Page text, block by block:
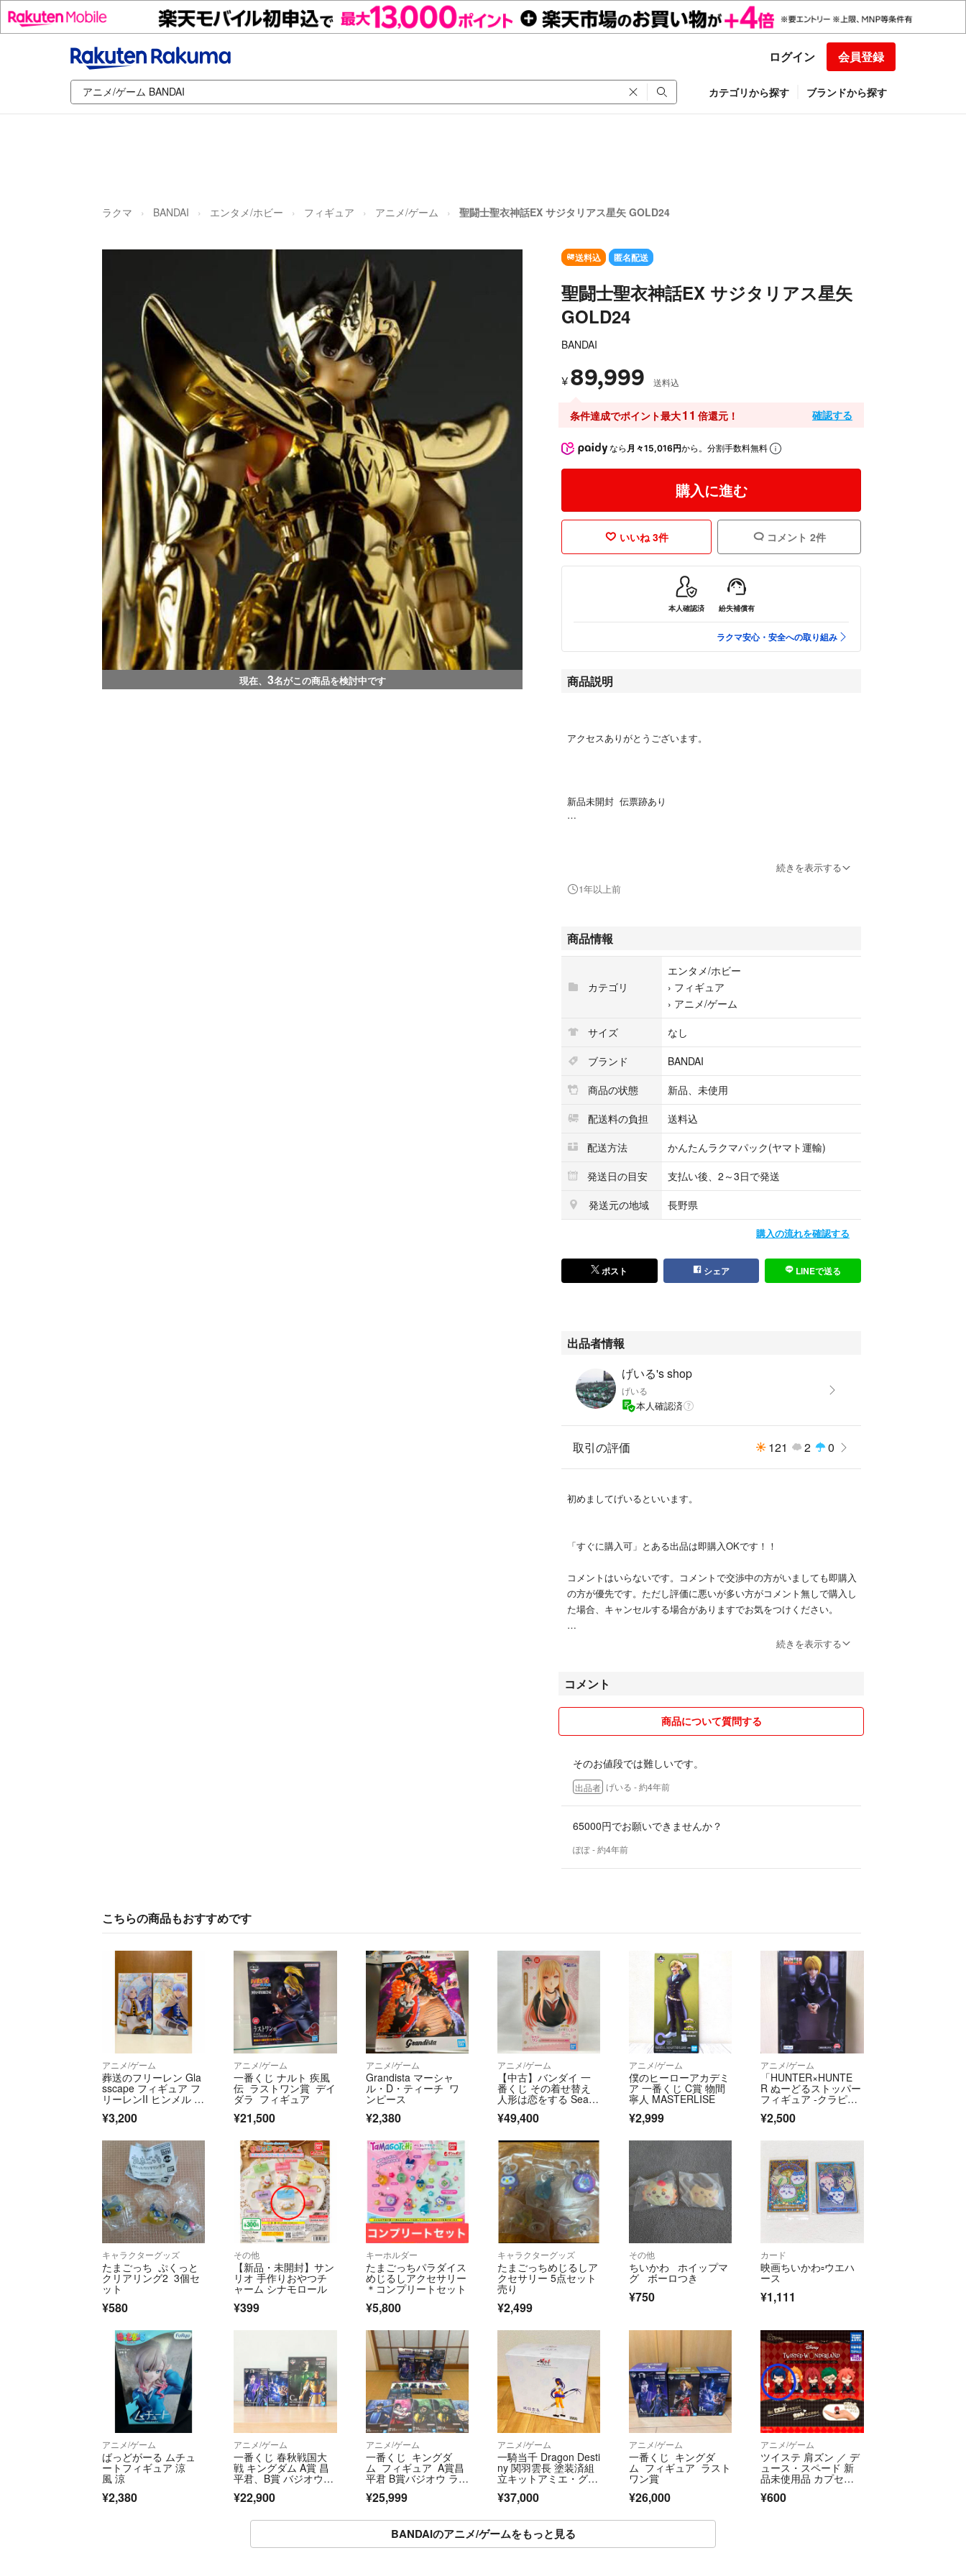
ログイン 会員登録
カテゴリから探す ブランドから探す
ラクマ BANDAI エンタメ/ホビー フィギュア アニメ/ゲーム 聖闘士聖衣神話EX サジタリアス星矢 GOLD24
現在、 3名がこの商品を検討中です
送料込 匿名配送
聖闘士聖衣神話EX サジタリアス星矢
GOLD24
BANDAI
¥ 89,999 送料込
条件達成でポイント最大11 倍還元！ 確認する
なら 月々15,016円から。分割手数料無料
購入に進む
いいね 3件 コメント 2件
本人確認済 紛失補償有
ラクマ安心・安全への取り組み
商品説明
アクセスありがとうございます。
新品未開封 伝票跡あり
サジタリアス ヘルライジング アルファエッジ 真骨
魂ネイション TAMASHII NATION 2021 Metal build
トランザムライザー セイントクロスマイス
ジェミニサガ
続きを表示する
1年以上前
商品情報
カテゴリ
エンタメ/ホビー
› フィギュア
› アニメ/ゲーム
サイズ
なし
ブランド
BANDAI
商品の状態
新品、未使用
配送料の負担
送料込
配送方法
かんたんラクマパック(ヤマト運輸)
発送日の目安
支払い後、2～3日で発送
発送元の地域
長野県
購入の流れを確認する
ポスト シェア LINEで送る
出品者情報
げいる's shop
げいる
本人確認済
取引の評価 121 2 0
初めましてげいるといいます。
「すぐに購入可」とある出品は即購入OKです！！
コメントはいらないです。コメントで交渉中の方がいましても即購入
の方が優先です。ただし評価に悪いが多い方がコメント無しで購入し
た場合、キャンセルする場合がありますでお気をつけください。
される方へのご迷惑はお掛けしません。
よろしくお願いします。
続きを表示する
コメント
商品について質問する
そのお値段では難しいです。
出品者 げいる - 約4年前
65000円でお願いできませんか？
ぽぽ- 約4年前
こちらの商品もおすすめです
アニメ/ゲーム
葬送のフリーレン Gla
sscape フィギュア フ
リーレンII ヒンメル 2
種セット
¥3,200
アニメ/ゲーム
一番くじ ナルト 疾風
伝 ラストワン賞 デイ
ダラ フィギュア
¥21,500
アニメ/ゲーム
Grandista マーシャ
ル・D・ティーチ ワ
ンピース
¥2,380
アニメ/ゲーム
【中古】バンダイ 一
番くじ その着せ替え
人形は恋をする Seaso
n 2 ラストワン賞 喜多
川海夢 ArtScale Memo
249047]
¥49,400
アニメ/ゲーム
僕のヒーローアカデミ
ア 一番くじ C賞 物間
寧人 MASTERLISE
¥2,999
アニメ/ゲーム
「HUNTER×HUNTE
R ぬーどるストッパー
フィギュア -クラピ
カ-」
¥2,500
キャラクターグッズ
たまごっち ぷくっと
クリアリング2 3個セ
ット
¥580
その他
【新品・未開封】サン
リオ 手作りおやつチ
ャーム シナモロール
¥399
キーホルダー
たまごっちパラダイス
めじるしアクセサリー
＊コンプリートセット
¥5,800
キャラクターグッズ
たまごっちめじるしア
クセサリー 5点セット
売り
¥2,499
その他
ちいかわ ホイップマ
グ ボーロつき
¥750
カード
映画ちいかわ▫️ウエハ
ース
¥1,111
アニメ/ゲーム
ばっどがーる ムチュ
ートフィギュア 涼
風 涼
¥2,380
アニメ/ゲーム
一番くじ 春秋戦国大
戦 キングダム A賞 昌
平君、B賞 バジオウ、
¥22,900
アニメ/ゲーム
一番くじ キングダ
ム フィギュア A賞昌
平君 B賞バジオウ ラス
¥25,999
アニメ/ゲーム
一騎当千 Dragon Desti
ny 関羽雲長 塗装済組
立キットアミエ・グラ
¥37,000
アニメ/ゲーム
一番くじ キングダ
ム フィギュア ラスト
ワン賞
¥26,000
アニメ/ゲーム
ツイステ 肩ズン ／ デ
ュース・スペード 新
品未使用品 カプセル
¥600
BANDAIのアニメ/ゲームをもっと見る